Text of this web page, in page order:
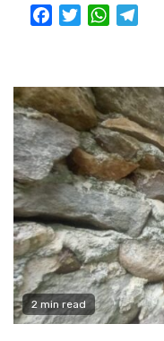
FacebookTwitter
2 min read